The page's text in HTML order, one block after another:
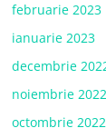
februarie 2023
ianuarie 2023
decembrie
noiembrie 2022
octombrie 2022